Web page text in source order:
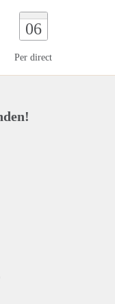
06
Per direct